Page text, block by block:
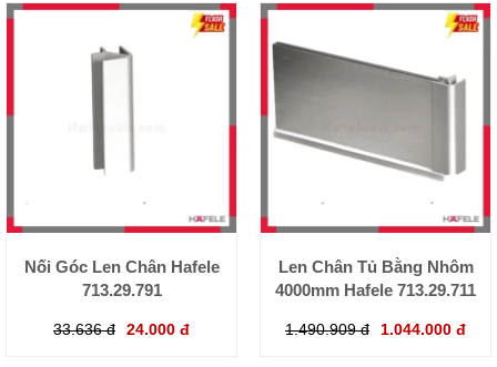
Nối Góc Len Chân Hafele
713.29.791
33.636 đ 24.000 đ
Len Chân Tủ Bằng Nhôm
4000mm Hafele 713.29.711
1.490.909 đ 1.044.000 đ